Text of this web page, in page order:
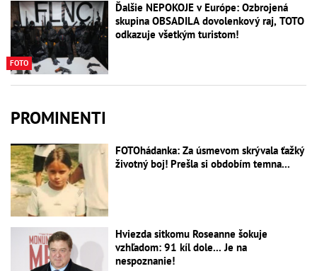
FOTO
Ďalšie NEPOKOJE v Európe: Ozbrojená
skupina OBSADILA dovolenkový raj, TOTO
odkazuje všetkým turistom!
PROMINENTI
FOTOhádanka: Za úsmevom skrývala ťažký
životný boj! Prešla si obdobím temna...
Hviezda sitkomu Roseanne šokuje
vzhľadom: 91 kíl dole... Je na
nespoznanie!